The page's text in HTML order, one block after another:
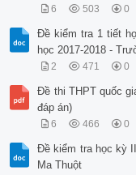
6 503 0
Đề kiểm tra 1 tiết
học 2017-2018 -
2 471 0
Đề thi THPT quốc
đáp án)
6 466 0
Đề kiểm tra học kỳ
Ma Thuột